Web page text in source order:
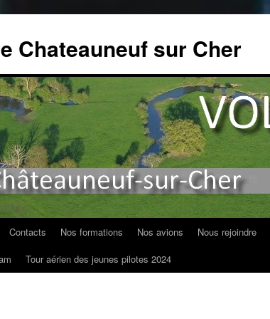
Chateauneuf sur Cher
Contacts Nos formations Nos avions Nous rejoindre
Tour aérien des jeunes pilotes 2024